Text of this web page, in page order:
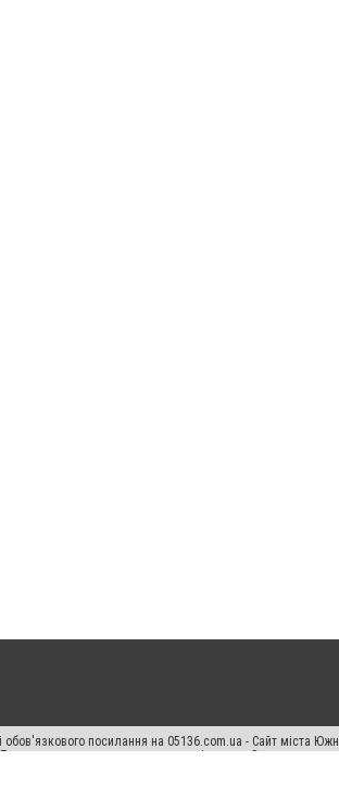
посилання на 05136.com.ua - Сайт міста
виняткових прав переслідується Законом.